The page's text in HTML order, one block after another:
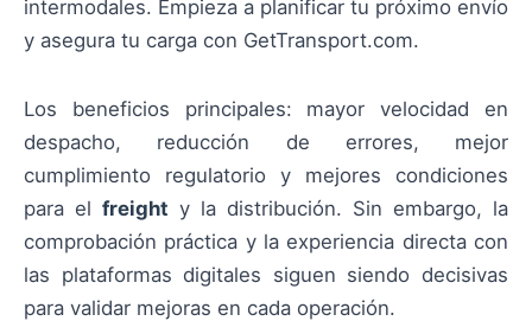
intermodales. Empieza a planificar tu próximo envío
y asegura tu carga con GetTransport.com.
Los beneficios principales: mayor velocidad en
despacho, reducción de errores, mejor
cumplimiento regulatorio y mejores condiciones
para el freight y la distribución. Sin embargo, la
comprobación práctica y la experiencia directa con
las plataformas digitales siguen siendo decisivas
para validar mejoras en cada operación.